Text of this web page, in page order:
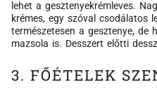
lehet a gesztenyekrémleves.
krémes, egy szóval csodálatos
természetesen a gesztenye, de
mazsola is. Desszert előtti
3. FŐÉTELEK